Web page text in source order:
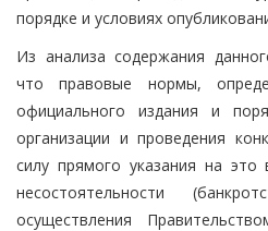
порядке и условиях
Из анализа содержания
что правовые нормы,
официального издания и
организации и проведения
силу прямого указания на
несостоятельности
осуществления